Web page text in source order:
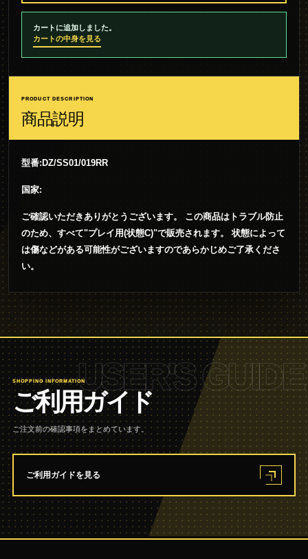
カートに追加しました。
カートの中身を見る
PRODUCT DESCRIPTION
商品説明
型番:DZ/SS01/019RR
国家:
ご確認いただきありがとうございます。 この商品はトラブル防止
のため、すべて"プレイ用(状態C)"で販売されます。 状態によって
は傷などがある可能性がございますのであらかじめご了承くださ
い。
USER'S GUIDE
SHOPPING INFORMATION
ご利用ガイド
ご注文前の確認事項をまとめています。
ご利用ガイドを見る